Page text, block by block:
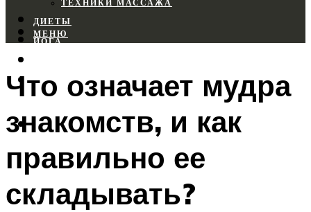
ТЕХНИКИ МАССАЖА
ДИЕТЫ
ЙОГА
ФИТНЕС
МЕНЮ
МЕНЮ
Что означает мудра
знакомств, и как
правильно ее
складывать?